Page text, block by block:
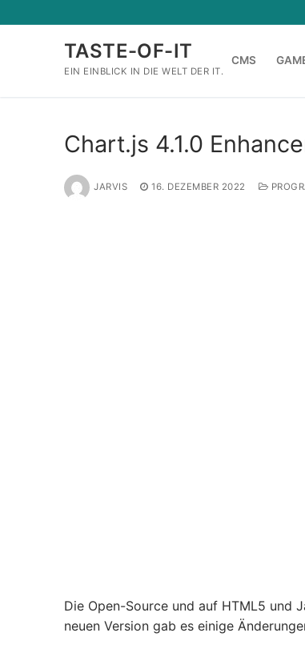
Inhalt
TASTE-OF-IT
EIN EINBLICK IN DIE WELT DER IT.
CMS
Chart.js 4.1.0
JARVIS 16. DEZEMBER 2022
Die Open-Source und auf HTML5 und
neuen Version gab es einige